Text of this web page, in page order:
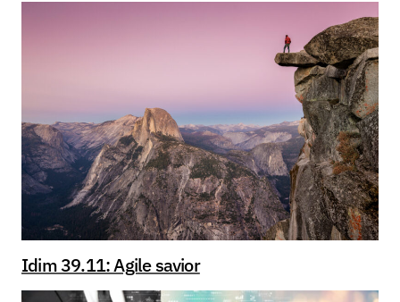
Idim 39.11: Agile savior